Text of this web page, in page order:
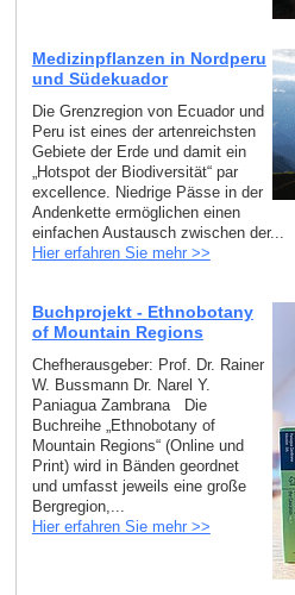
Medizinpflanzen in Nordperu
und Südekuador
Die Grenzregion von Ecuador und
Peru ist eines der artenreichsten
Gebiete der Erde und damit ein
„Hotspot der Biodiversität“ par
excellence. Niedrige Pässe in der
Andenkette ermöglichen einen
einfachen Austausch zwischen der...
Hier erfahren Sie mehr >>
Buchprojekt - Ethnobotany
of Mountain Regions
Chefherausgeber: Prof. Dr. Rainer
W. Bussmann Dr. Narel Y.
Paniagua Zambrana Die
Buchreihe „Ethnobotany of
Mountain Regions“ (Online und
Print) wird in Bänden geordnet
und umfasst jeweils eine große
Bergregion,...
Hier erfahren Sie mehr >>